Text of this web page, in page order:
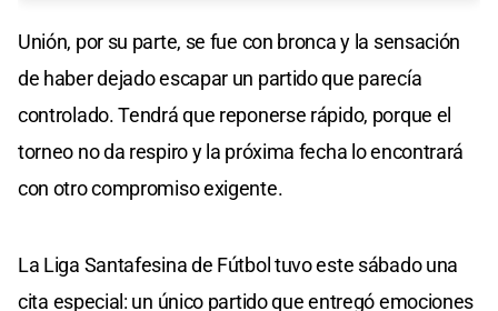
Unión, por su parte, se fue con bronca y la sensación
de haber dejado escapar un partido que parecía
controlado. Tendrá que reponerse rápido, porque el
torneo no da respiro y la próxima fecha lo encontrará
con otro compromiso exigente.
La Liga Santafesina de Fútbol tuvo este sábado una
cita especial: un único partido que entregó emociones